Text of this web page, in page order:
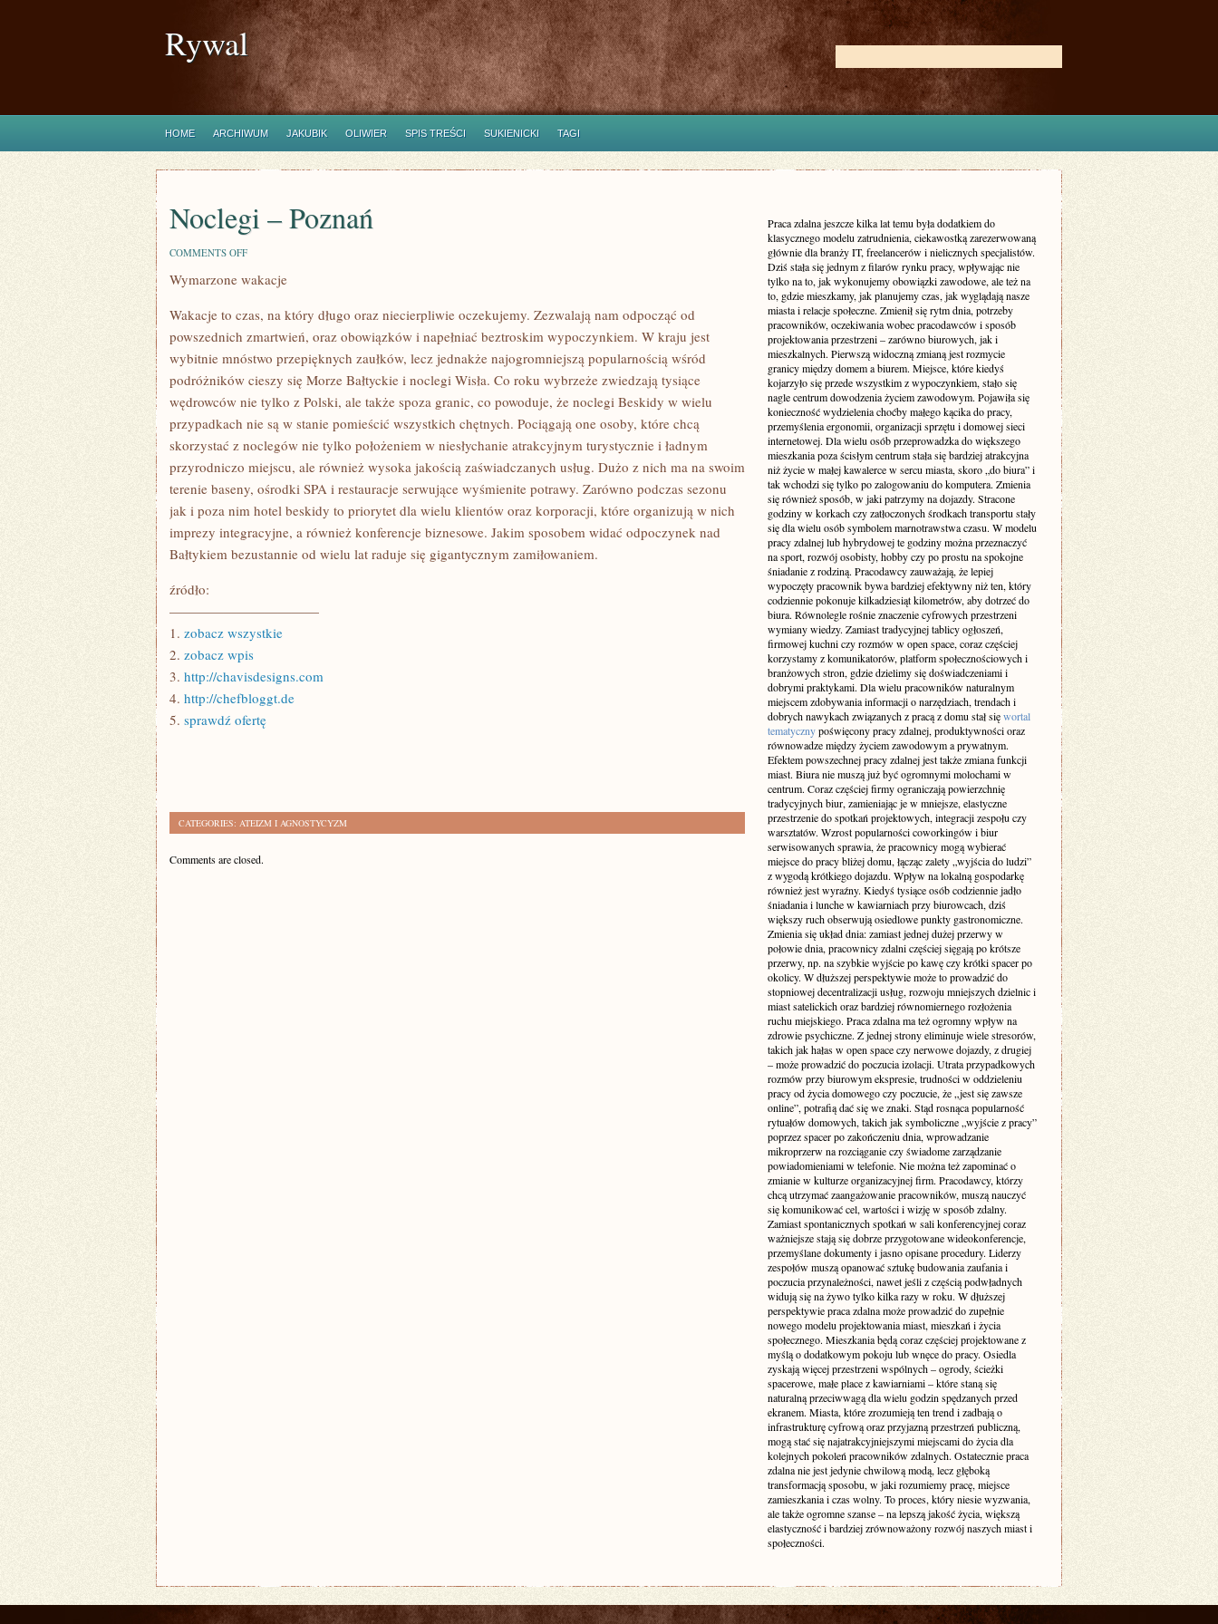
Rywal
HOME ARCHIWUM JAKUBIK OLIWIER SPIS TREŚCI SUKIENICKI TAGI
Noclegi – Poznań
COMMENTS OFFON
–
POZNAŃ
Wymarzone wakacje
Wakacje to czas, na który długo oraz niecierpliwie oczekujemy. Zezwalają nam odpocząć od
powszednich zmartwień, oraz obowiązków i napełniać beztroskim wypoczynkiem. W kraju jest
wybitnie mnóstwo przepięknych zaułków, lecz jednakże najogromniejszą popularnością wśród
podróżników cieszy się Morze Bałtyckie i noclegi Wisła. Co roku wybrzeże zwiedzają tysiące
wędrowców nie tylko z Polski, ale także spoza granic, co powoduje, że noclegi Beskidy w wielu
przypadkach nie są w stanie pomieścić wszystkich chętnych. Pociągają one osoby, które chcą
skorzystać z noclegów nie tylko położeniem w niesłychanie atrakcyjnym turystycznie i ładnym
przyrodniczo miejscu, ale również wysoka jakością zaświadczanych usług. Dużo z nich ma na swoim
terenie baseny, ośrodki SPA i restauracje serwujące wyśmienite potrawy. Zarówno podczas sezonu
jak i poza nim hotel beskidy to priorytet dla wielu klientów oraz korporacji, które organizują w nich
imprezy integracyjne, a również konferencje biznesowe. Jakim sposobem widać odpoczynek nad
Bałtykiem bezustannie od wielu lat raduje się gigantycznym zamiłowaniem.
źródło:
———————————
1. zobacz wszystkie
2. zobacz wpis
3. http://chavisdesigns.com
4. http://chefbloggt.de
5. sprawdź ofertę
CATEGORIES: ATEIZM I AGNOSTYCYZM
Comments are closed.
Praca zdalna jeszcze kilka lat temu była dodatkiem do
klasycznego modelu zatrudnienia, ciekawostką zarezerwowaną
głównie dla branży IT, freelancerów i nielicznych specjalistów.
Dziś stała się jednym z filarów rynku pracy, wpływając nie
tylko na to, jak wykonujemy obowiązki zawodowe, ale też na
to, gdzie mieszkamy, jak planujemy czas, jak wyglądają nasze
miasta i relacje społeczne. Zmienił się rytm dnia, potrzeby
pracowników, oczekiwania wobec pracodawców i sposób
projektowania przestrzeni – zarówno biurowych, jak i
mieszkalnych. Pierwszą widoczną zmianą jest rozmycie
granicy między domem a biurem. Miejsce, które kiedyś
kojarzyło się przede wszystkim z wypoczynkiem, stało się
nagle centrum dowodzenia życiem zawodowym. Pojawiła się
konieczność wydzielenia choćby małego kącika do pracy,
przemyślenia ergonomii, organizacji sprzętu i domowej sieci
internetowej. Dla wielu osób przeprowadzka do większego
mieszkania poza ścisłym centrum stała się bardziej atrakcyjna
niż życie w małej kawalerce w sercu miasta, skoro „do biura” i
tak wchodzi się tylko po zalogowaniu do komputera. Zmienia
się również sposób, w jaki patrzymy na dojazdy. Stracone
godziny w korkach czy zatłoczonych środkach transportu stały
się dla wielu osób symbolem marnotrawstwa czasu. W modelu
pracy zdalnej lub hybrydowej te godziny można przeznaczyć
na sport, rozwój osobisty, hobby czy po prostu na spokojne
śniadanie z rodziną. Pracodawcy zauważają, że lepiej
wypoczęty pracownik bywa bardziej efektywny niż ten, który
codziennie pokonuje kilkadziesiąt kilometrów, aby dotrzeć do
biura. Równolegle rośnie znaczenie cyfrowych przestrzeni
wymiany wiedzy. Zamiast tradycyjnej tablicy ogłoszeń,
firmowej kuchni czy rozmów w open space, coraz częściej
korzystamy z komunikatorów, platform społecznościowych i
branżowych stron, gdzie dzielimy się doświadczeniami i
dobrymi praktykami. Dla wielu pracowników naturalnym
miejscem zdobywania informacji o narzędziach, trendach i
dobrych nawykach związanych z pracą z domu stał sięwortal
tematycznypoświęcony pracy zdalnej, produktywności oraz
równowadze między życiem zawodowym a prywatnym.
Efektem powszechnej pracy zdalnej jest także zmiana funkcji
miast. Biura nie muszą już być ogromnymi molochami w
centrum. Coraz częściej firmy ograniczają powierzchnię
tradycyjnych biur, zamieniając je w mniejsze, elastyczne
przestrzenie do spotkań projektowych, integracji zespołu czy
warsztatów. Wzrost popularności coworkingów i biur
serwisowanych sprawia, że pracownicy mogą wybierać
miejsce do pracy bliżej domu, łącząc zalety „wyjścia do ludzi”
z wygodą krótkiego dojazdu. Wpływ na lokalną gospodarkę
również jest wyraźny. Kiedyś tysiące osób codziennie jadło
śniadania i lunche w kawiarniach przy biurowcach, dziś
większy ruch obserwują osiedlowe punkty gastronomiczne.
Zmienia się układ dnia: zamiast jednej dużej przerwy w
połowie dnia, pracownicy zdalni częściej sięgają po krótsze
przerwy, np. na szybkie wyjście po kawę czy krótki spacer po
okolicy. W dłuższej perspektywie może to prowadzić do
stopniowej decentralizacji usług, rozwoju mniejszych dzielnic i
miast satelickich oraz bardziej równomiernego rozłożenia
ruchu miejskiego. Praca zdalna ma też ogromny wpływ na
zdrowie psychiczne. Z jednej strony eliminuje wiele stresorów,
takich jak hałas w open space czy nerwowe dojazdy, z drugiej
– może prowadzić do poczucia izolacji. Utrata przypadkowych
rozmów przy biurowym ekspresie, trudności w oddzieleniu
pracy od życia domowego czy poczucie, że „jest się zawsze
online”, potrafią dać się we znaki. Stąd rosnąca popularność
rytuałów domowych, takich jak symboliczne „wyjście z pracy”
poprzez spacer po zakończeniu dnia, wprowadzanie
mikroprzerw na rozciąganie czy świadome zarządzanie
powiadomieniami w telefonie. Nie można też zapominać o
zmianie w kulturze organizacyjnej firm. Pracodawcy, którzy
chcą utrzymać zaangażowanie pracowników, muszą nauczyć
się komunikować cel, wartości i wizję w sposób zdalny.
Zamiast spontanicznych spotkań w sali konferencyjnej coraz
ważniejsze stają się dobrze przygotowane wideokonferencje,
przemyślane dokumenty i jasno opisane procedury. Liderzy
zespołów muszą opanować sztukę budowania zaufania i
poczucia przynależności, nawet jeśli z częścią podwładnych
widują się na żywo tylko kilka razy w roku. W dłuższej
perspektywie praca zdalna może prowadzić do zupełnie
nowego modelu projektowania miast, mieszkań i życia
społecznego. Mieszkania będą coraz częściej projektowane z
myślą o dodatkowym pokoju lub wnęce do pracy. Osiedla
zyskają więcej przestrzeni wspólnych – ogrody, ścieżki
spacerowe, małe place z kawiarniami – które staną się
naturalną przeciwwagą dla wielu godzin spędzanych przed
ekranem. Miasta, które zrozumieją ten trend i zadbają o
infrastrukturę cyfrową oraz przyjazną przestrzeń publiczną,
mogą stać się najatrakcyjniejszymi miejscami do życia dla
kolejnych pokoleń pracowników zdalnych. Ostatecznie praca
zdalna nie jest jedynie chwilową modą, lecz głęboką
transformacją sposobu, w jaki rozumiemy pracę, miejsce
zamieszkania i czas wolny. To proces, który niesie wyzwania,
ale także ogromne szanse – na lepszą jakość życia, większą
elastyczność i bardziej zrównoważony rozwój naszych miast i
społeczności.